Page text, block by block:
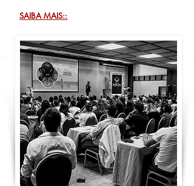
SAIBA MAIS::